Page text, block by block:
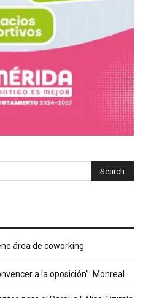
área de coworking
a la oposición”: Monreal